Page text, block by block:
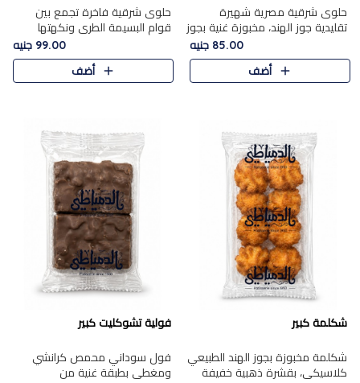
حلوى شرقية مصرية شهيرة
تقليدية جوز الهند، مخبوزة غنية بجوز
الهند، بلمسه ذهبية وتتميز بقوامها
المرمل وطعمها اللذيذ الذي يشبه
البسبوسة. تُخبز..
85.00 جنيه
أضف
حلوى شرقية فاخرة تجمع بين
قوام البسيمة الطري ونكهتها
الغنية، مزينة بتشكيلة مختارة من
اللوز والبندق والمكسرات الفاخرة.
مزيج متوازن من القوام ..
99.00 جنيه
أضف
شكلمة كبير
شكلمة مخبوزة بجوز الهند الطبيعي
كلاسيكي، بقشرة ذهبية خفيفة
فولية تشوكليت كبير
فول سوداني محمص كرانشي
ومغطى بطبقة غنية من